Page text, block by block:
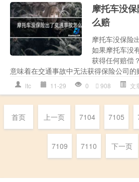
摩托车没
么赔
摩托车没保险
如果摩托车没
获得任何赔偿
意味着在交通事故中无法获得保险公司的
ltc 11-29 0 908 文
首页 上一页 7104 7105
7109 7110 下一页